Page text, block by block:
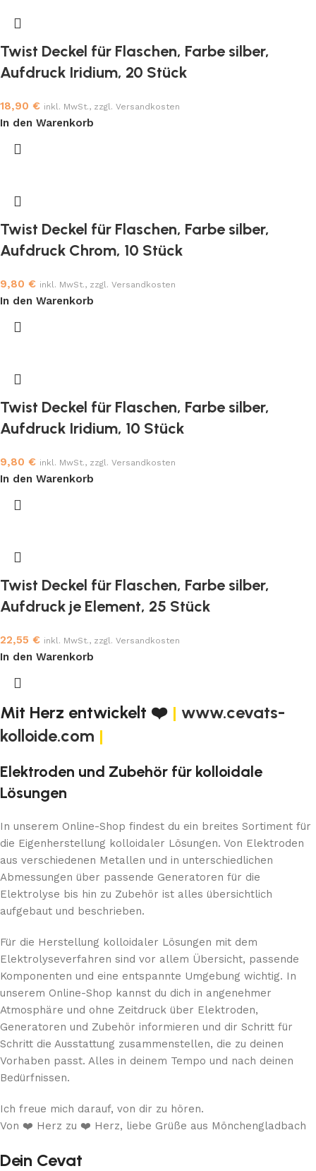
Twist Deckel für Flaschen, Farbe silber,
Aufdruck Iridium, 20 Stück
18,90 € inkl. MwSt., zzgl. Versandkosten
In den Warenkorb
Twist Deckel für Flaschen, Farbe silber,
Aufdruck Chrom, 10 Stück
9,80 € inkl. MwSt., zzgl. Versandkosten
In den Warenkorb
Twist Deckel für Flaschen, Farbe silber,
Aufdruck Iridium, 10 Stück
9,80 € inkl. MwSt., zzgl. Versandkosten
In den Warenkorb
Twist Deckel für Flaschen, Farbe silber,
Aufdruck je Element, 25 Stück
22,55 € inkl. MwSt., zzgl. Versandkosten
In den Warenkorb
Mit Herz entwickelt ❤️ | www.cevats-
kolloide.com |
Elektroden und Zubehör für kolloidale
Lösungen
In unserem Online-Shop findest du ein breites Sortiment für
die Eigenherstellung kolloidaler Lösungen. Von Elektroden
aus verschiedenen Metallen und in unterschiedlichen
Abmessungen über passende Generatoren für die
Elektrolyse bis hin zu Zubehör ist alles übersichtlich
aufgebaut und beschrieben.
Für die Herstellung kolloidaler Lösungen mit dem
Elektrolyseverfahren sind vor allem Übersicht, passende
Komponenten und eine entspannte Umgebung wichtig. In
unserem Online-Shop kannst du dich in angenehmer
Atmosphäre und ohne Zeitdruck über Elektroden,
Generatoren und Zubehör informieren und dir Schritt für
Schritt die Ausstattung zusammenstellen, die zu deinen
Vorhaben passt. Alles in deinem Tempo und nach deinen
Bedürfnissen.
Ich freue mich darauf, von dir zu hören.
Von ❤️ Herz zu ❤️ Herz, liebe Grüße aus Mönchengladbach
Dein Cevat